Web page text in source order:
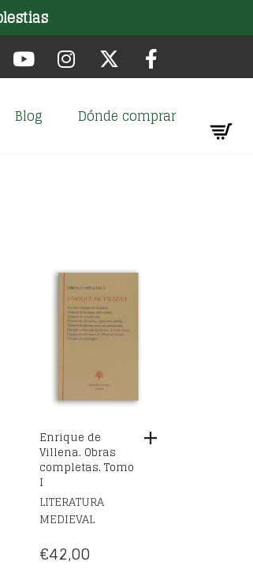
Blog Dónde comprar
Enrique de
Villena. Obras
completas. Tomo
I
LITERATURA
MEDIEVAL
€42,00